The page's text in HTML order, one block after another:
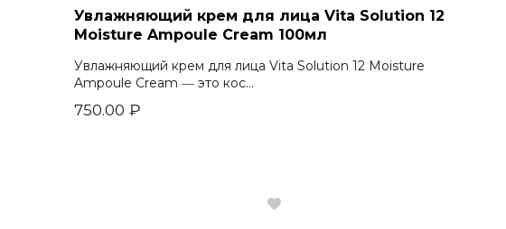
Увлажняющий крем для лица Vita Solution 12
Moisture Ampoule Cream 100мл
Увлажняющий крем для лица Vita Solution 12 Moisture
Ampoule Cream ― это кос...
₽
750.00